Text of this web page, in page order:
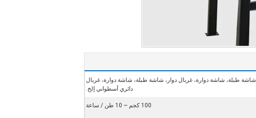
شاشة طبلة، شاشة دوارة، غربال دوار، شاشة طبلة، شاشة دوارة، غربال
دائري أسطواني إلخ.
100 كجم ~ 10 طن / ساعة